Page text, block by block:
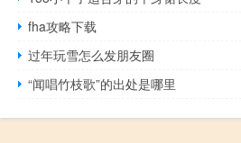
fha攻略下载
过年玩雪怎么发朋友圈
“闻唱竹枝歌”的出处是哪里